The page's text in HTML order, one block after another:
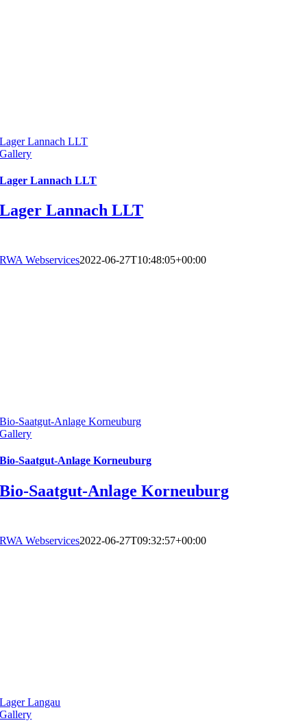
Lager Lannach LLT
Gallery
Lager Lannach LLT
Lager Lannach LLT
RWA Webservices2022-06-27T10:48:05+00:00
Bio-Saatgut-Anlage Korneuburg
Gallery
Bio-Saatgut-Anlage Korneuburg
Bio-Saatgut-Anlage Korneuburg
RWA Webservices2022-06-27T09:32:57+00:00
Lager Langau
Gallery